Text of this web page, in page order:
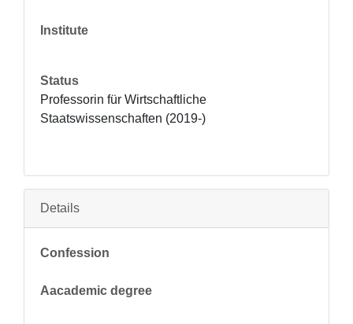
Institute
Status
Professorin für Wirtschaftliche
Staatswissenschaften (2019-)
Details
Confession
Aacademic degree